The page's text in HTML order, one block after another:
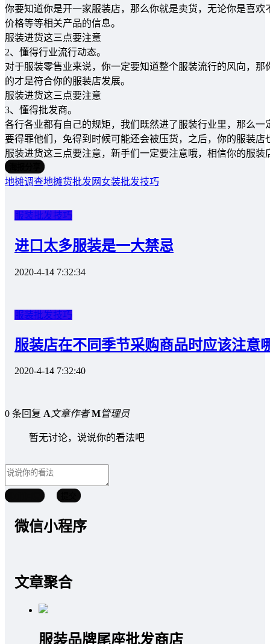
你要知道你是开一家服装店，那么你就是卖货，无论你是喜
价格等等相关产品的信息。
服装进货这三点要注意
2、懂得行业流行动态。
对于服装零售业来说，你一定要知道整个服装流行的风向，
的才是符合你的服装店发展。
服装进货这三点要注意
3、懂得批发商。
各行各业都有自己的规矩，我们既然进了服装行业里，那么
要得罪他们，免得到时候可能还会被压货，之后，你的服装店
服装进货这三点要注意，新手们一定要注意哦，相信你的服装
地摊调查地摊货批发网 女装批发技巧
服装批发技巧
进口太多服装是一大禁忌
2020-4-14 7:32:34
服装批发技巧
服装店在不同季节采购商品时应该注意
2020-4-14 7:32:40
0 条回复 A文章作者 M管理员
暂无讨论，说说你的看法吧
微信小程序
文章聚合
服装品牌尾座批发商店